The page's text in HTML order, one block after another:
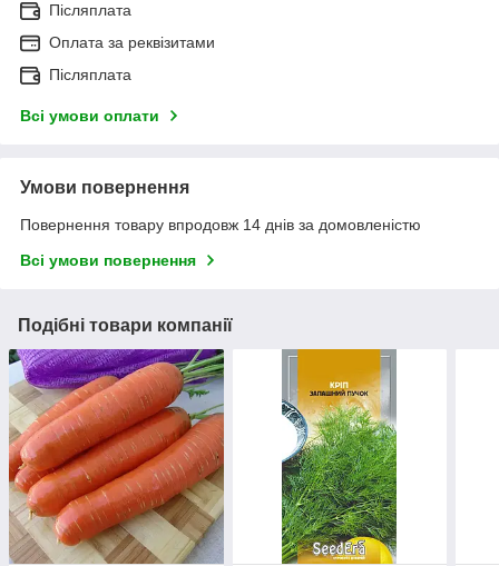
Післяплата
Оплата за реквізитами
Післяплата
Всі умови оплати
Умови повернення
Повернення товару впродовж 14 днів за домовленістю
Всі умови повернення
Подібні товари компанії